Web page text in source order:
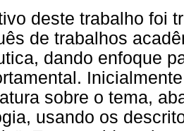
deste trabalho foi
de trabalhos
dando enfoque
sobre o tema,
usando os